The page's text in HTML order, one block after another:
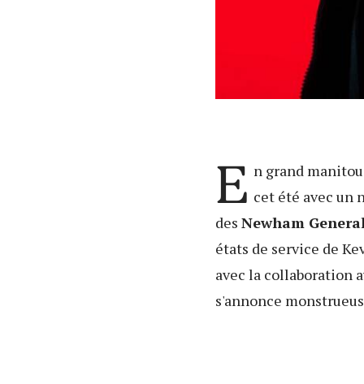
E n grand
cet été avec un
des Newham
états de service de
avec la collaboration
s'annonce